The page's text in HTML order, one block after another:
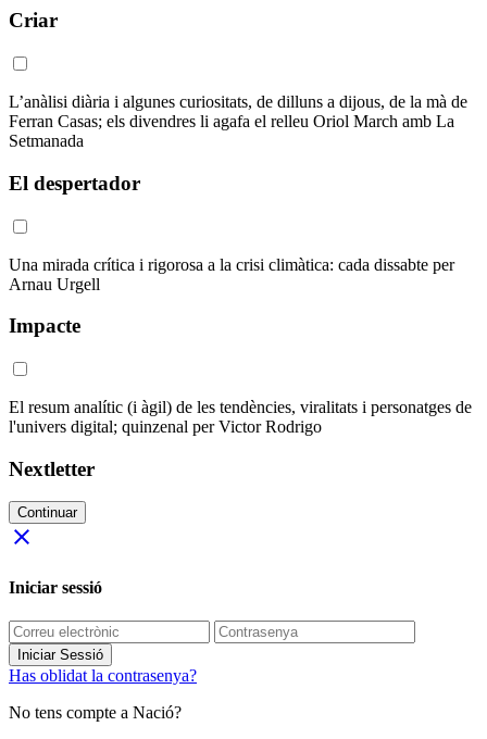
Criar
L’anàlisi diària i algunes curiositats, de dilluns a dijous, de la mà de
Ferran Casas; els divendres li agafa el relleu Oriol March amb La
Setmanada
El despertador
Una mirada crítica i rigorosa a la crisi climàtica: cada dissabte per
Arnau Urgell
Impacte
El resum analític (i àgil) de les tendències, viralitats i personatges de
l'univers digital; quinzenal per Victor Rodrigo
Nextletter
Continuar
close
Iniciar sessió
Iniciar Sessió
Has oblidat la contrasenya?
No tens compte a Nació?